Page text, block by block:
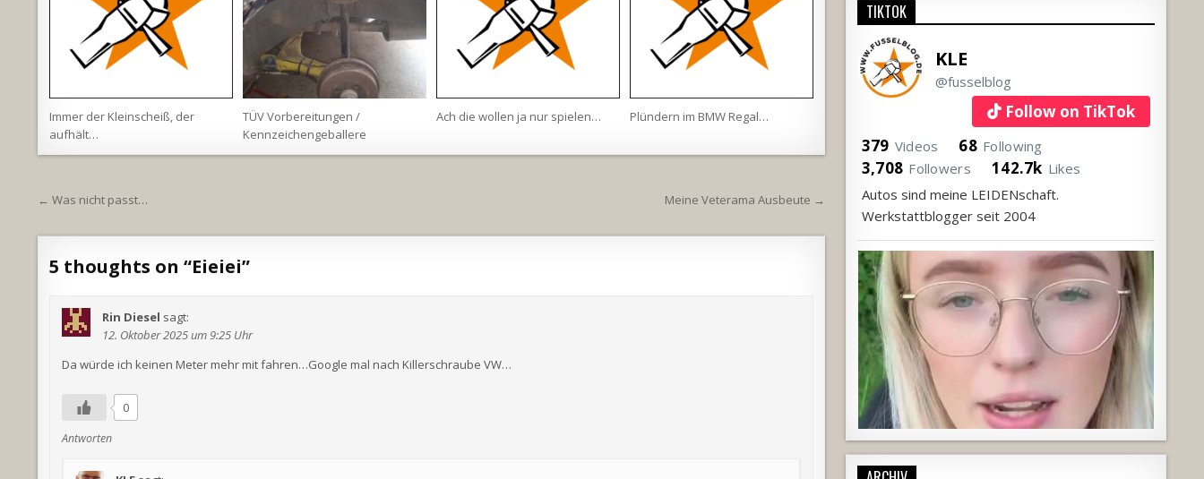
Immer der Kleinscheiß, der
aufhält…
TÜV Vorbereitungen /
Kennzeichengeballere
Ach die wollen ja nur spielen… Plündern im BMW Regal…
Beitragsnavigation
← Was nicht passt… Meine Veterama Ausbeute →
5 thoughts on “Eieiei”
Rin Diesel sagt:
12. Oktober 2025 um 9:25 Uhr
Da würde ich keinen Meter mehr mit fahren…Google mal nach Killerschraube VW…
0
Antworten
TIKTOK
KLE
@fusselblog
Follow on TikTok
379 Videos 68 Following
3,708 Followers 142.7k Likes
Autos sind meine LEIDENschaft.
Werkstattblogger seit 2004